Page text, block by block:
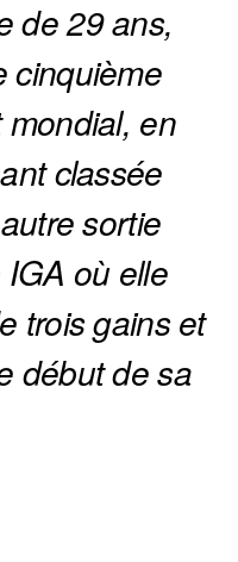
de 29 ans,
cinquième
en
classée
sortie
où elle
trois gains et
début de sa